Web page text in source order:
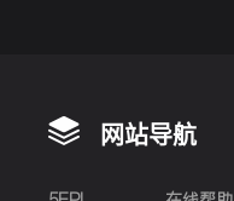
网站导航